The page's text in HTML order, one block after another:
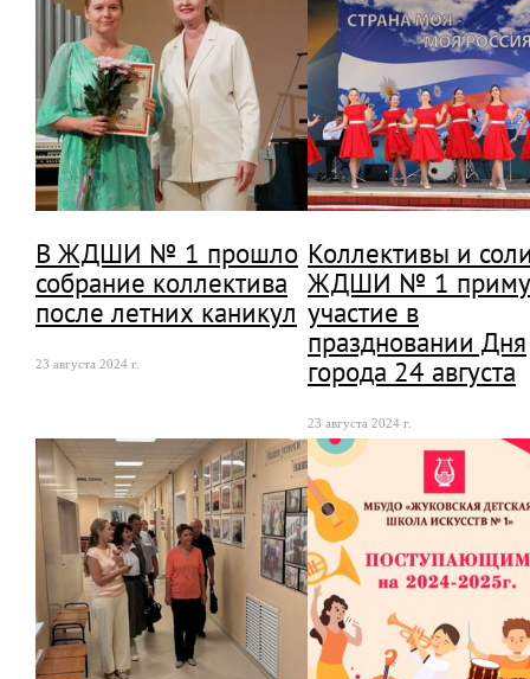
В ЖДШИ № 1 прошло
собрание коллектива
после летних каникул
23 августа 2024 г.
Коллективы и
ЖДШИ № 1
участие в
праздновании Дня
города 24 августа
23 августа 2024 г.